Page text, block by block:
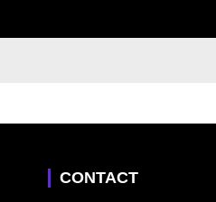
CONTACT